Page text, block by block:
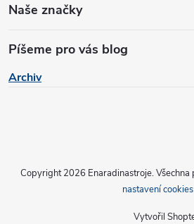
Naše značky
Píšeme pro vás blog
Archiv
Vytvořil
Copyright 2026 Enaradinastroje.
nastavení cookies